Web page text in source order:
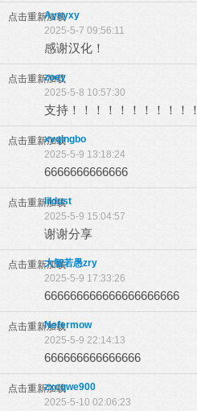
点击重新加载
Aysyxy
2025-5-7 09:56:11
感谢汉化！
点击重新加载
zoey
2025-5-8 10:57:30
支持！！！！！！！！！！！
点击重新加载xvqingbo
2025-5-9 13:18:24
6666666666666
点击重新加载
lildust
2025-5-9 15:04:57
谢谢分享
点击重新加载大智若愚zry
2025-5-9 17:33:26
666666666666666666666
点击重新加载Nefermow
2025-5-9 22:14:13
666666666666666
点击重新加载zxcqwe900
2025-5-10 02:06:23